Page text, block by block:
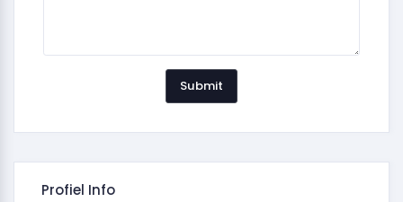
Submit
Profiel Info